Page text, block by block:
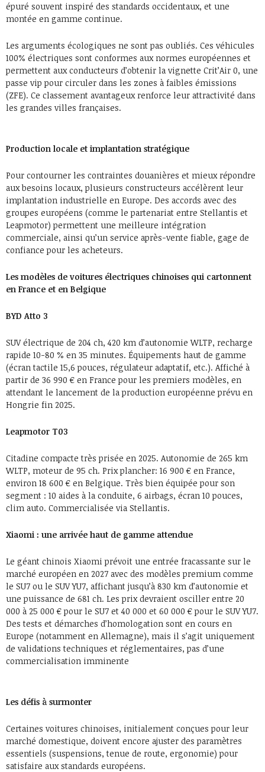
épuré souvent inspiré des standards occidentaux, et une
montée en gamme continue.
Les arguments écologiques ne sont pas oubliés. Ces véhicules
100% électriques sont conformes aux normes européennes et
permettent aux conducteurs d’obtenir la vignette Crit’Air 0, une
passe vip pour circuler dans les zones à faibles émissions
(ZFE). Ce classement avantageux renforce leur attractivité dans
les grandes villes françaises.
Production locale et implantation stratégique
Pour contourner les contraintes douanières et mieux répondre
aux besoins locaux, plusieurs constructeurs accélèrent leur
implantation industrielle en Europe. Des accords avec des
groupes européens (comme le partenariat entre Stellantis et
Leapmotor) permettent une meilleure intégration
commerciale, ainsi qu’un service après-vente fiable, gage de
confiance pour les acheteurs.
Les modèles de voitures électriques chinoises qui cartonnent
en France et en Belgique
BYD Atto 3
SUV électrique de 204 ch, 420 km d’autonomie WLTP, recharge
rapide 10-80 % en 35 minutes. Équipements haut de gamme
(écran tactile 15,6 pouces, régulateur adaptatif, etc.). Affiché à
partir de 36 990 € en France pour les premiers modèles, en
attendant le lancement de la production européenne prévu en
Hongrie fin 2025.
Leapmotor T03
Citadine compacte très prisée en 2025. Autonomie de 265 km
WLTP, moteur de 95 ch. Prix plancher: 16 900 € en France,
environ 18 600 € en Belgique. Très bien équipée pour son
segment : 10 aides à la conduite, 6 airbags, écran 10 pouces,
clim auto. Commercialisée via Stellantis.
Xiaomi : une arrivée haut de gamme attendue
Le géant chinois Xiaomi prévoit une entrée fracassante sur le
marché européen en 2027 avec des modèles premium comme
le SU7 ou le SUV YU7, affichant jusqu’à 830 km d’autonomie et
une puissance de 681 ch. Les prix devraient osciller entre 20
000 à 25 000 € pour le SU7 et 40 000 et 60 000 € pour le SUV YU7.
Des tests et démarches d’homologation sont en cours en
Europe (notamment en Allemagne), mais il s’agit uniquement
de validations techniques et réglementaires, pas d’une
commercialisation imminente
Les défis à surmonter
Certaines voitures chinoises, initialement conçues pour leur
marché domestique, doivent encore ajuster des paramètres
essentiels (suspensions, tenue de route, ergonomie) pour
satisfaire aux standards européens.